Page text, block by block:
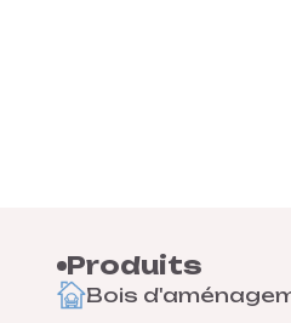
Produits
Bois